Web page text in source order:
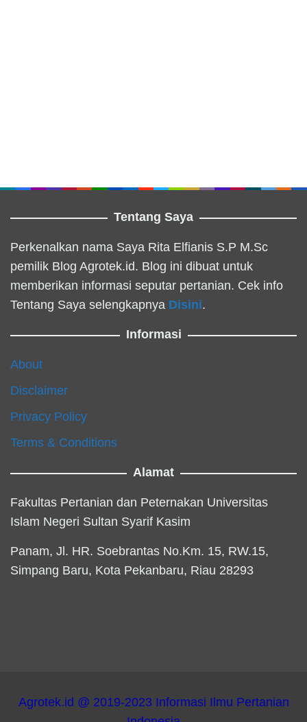
Tentang Saya
Perkenalkan nama Saya Rita Elfianis S.P M.Sc
pemilik Blog Agrotek.id. Blog ini dibuat untuk
memberikan informasi seputar pertanian. Cek info
Tentang Saya selengkapnya Disini.
Informasi
About
Disclaimer
Privacy Policy
Terms & Conditions
Alamat
Fakultas Pertanian dan Peternakan Universitas
Islam Negeri Sultan Syarif Kasim
Panam, Jl. HR. Soebrantas No.Km. 15, RW.15,
Simpang Baru, Kota Pekanbaru, Riau 28293
Agrotek.id @ 2019-2023 Informasi Ilmu Pertanian